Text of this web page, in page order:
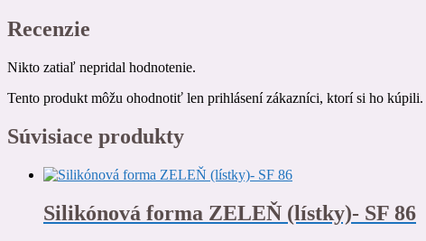
Recenzie
Nikto zatiaľ nepridal hodnotenie.
Tento produkt môžu ohodnotiť len prihlásení zákazníci, ktorí si ho kúpili.
Súvisiace produkty
Silikónová forma ZELEŇ (lístky)- SF 86